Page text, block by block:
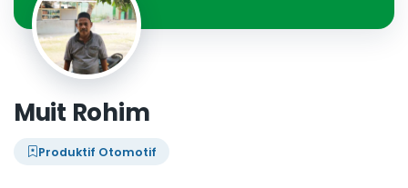
Muit Rohim
Produktif Otomotif